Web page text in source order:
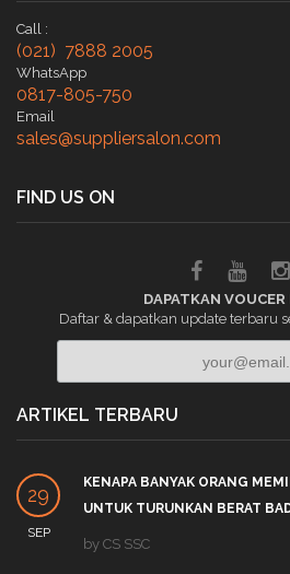
Call :
(021) 7888 2005
WhatsApp
0817-805-750
Email
sales@suppliersalon.com
FIND US ON
DAPATKAN VOUCER
Daftar & dapatkan update terbaru
ARTIKEL TERBARU
29
SEP
KENAPA BANYAK ORANG
UNTUK TURUNKAN BERAT
by CS SSC